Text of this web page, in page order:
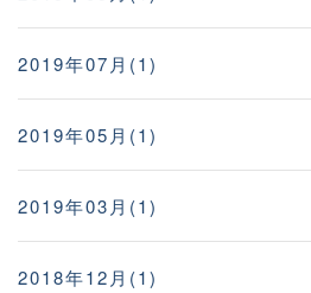
2019年07月(1)
2019年05月(1)
2019年03月(1)
2018年12月(1)